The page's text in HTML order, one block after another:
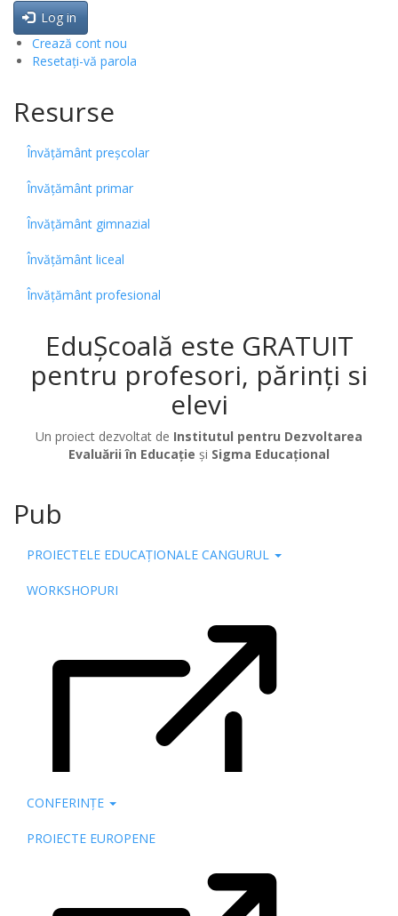
Log in
Crează cont nou
Resetați-vă parola
Resurse
Învățământ preșcolar
Învățământ primar
Învățământ gimnazial
Învățământ liceal
Învățământ profesional
EduȘcoală este GRATUIT
pentru profesori, părinți si
elevi
Un proiect dezvoltat de Institutul pentru Dezvoltarea
Evaluării în Educație și Sigma Educațional
Pub
PROIECTELE EDUCAȚIONALE CANGURUL
WORKSHOPURI
CONFERINȚE
PROIECTE EUROPENE